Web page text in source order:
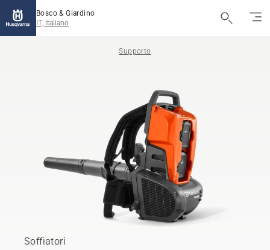
Bosco & Giardino
IT, Italiano
Supporto
Soffiatori